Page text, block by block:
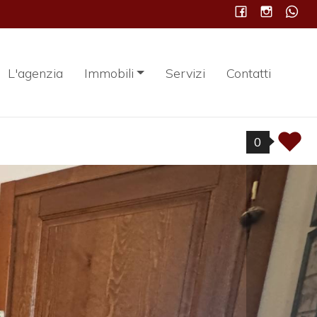
L'agenzia Immobili Servizi Contatti
0